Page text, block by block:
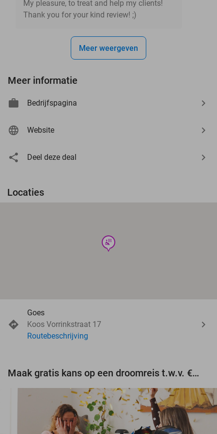
My pleasure, to treat and help my clients!
Thank you for your kind review! ;)
Meer weergeven
Meer informatie
Bedrijfspagina
Website
Deel deze deal
Locaties
wellness
Goes
Koos Vorrinkstraat 17
Routebeschrijving
Maak gratis kans op een droomreis t.w.v. €3.000!